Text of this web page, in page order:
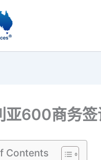
亚600商务
Contents